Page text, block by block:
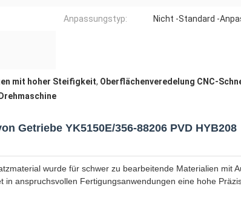
Anpassungstyp: Nicht -Standard -
mit hoher Steifigkeit, Oberflächenveredelung CNC-
Getriebe YK5150E/356-88206 PVD HYB208
wurde für schwer zu bearbeitende Materialien mit
anspruchsvollen Fertigungsanwendungen eine hohe